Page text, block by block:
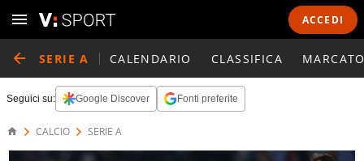
ACCEDI
SERIE A CALENDARIO CLASSIFICA
Seguici su: Google Discover Fonti preferite
CALCIO SERIE A